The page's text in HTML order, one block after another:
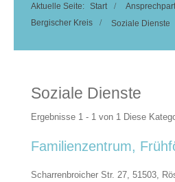
Aktuelle Seite: Start
Bergischer Kreis
Soziale Dienste
Soziale Dienste
Ergebnisse 1 - 1 von 1 Diese
Familienzentrum,
Scharrenbroicher Str. 27, 51503,